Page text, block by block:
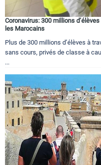
Coronavirus: 300 millions
les Marocains
Plus de 300 millions d’élèves à
sans cours, privés de classe à
...